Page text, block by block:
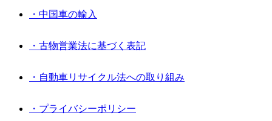
・中国車の輸入
・古物営業法に基づく表記
・自動車リサイクル法への取り組み
・プライバシーポリシー